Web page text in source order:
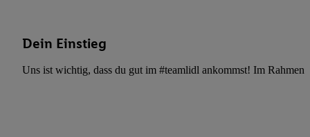
Dein Einstieg
Uns ist wichtig, dass du gut im #teamlidl ankommst! Im Rahmen